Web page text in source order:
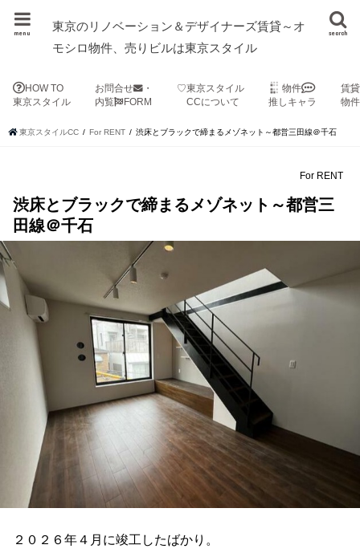
東京のリノベーション＆デザイナーズ賃貸～オ
モシロ物件、売りビルは東京スタイル
search
menu
HOW TO
東京スタイル
お問合せ
・
内覧
FORM
♡東京スタイル
CCについて
物件
推しキャラ
賃
物
東京スタイルCC For RENT 渋床とブラックで締まるメゾネット～都営三田線＠千石
For RENT
渋床とブラックで締まるメゾネット～都営三
田線＠千石
２０２６年４月に竣工したばかり。